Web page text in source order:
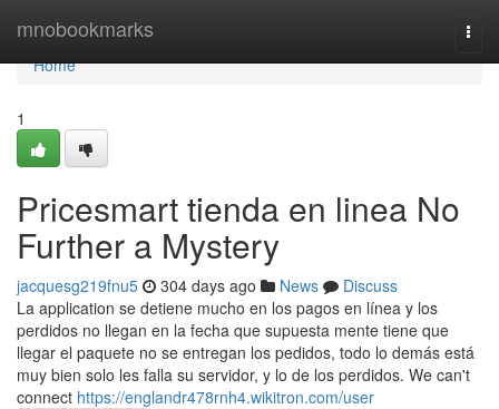
mnobookmarks
Home
Home
1
Pricesmart tienda en linea No
Further a Mystery
jacquesg219fnu5 304 days ago News
Discuss
La application se detiene mucho en los pagos en línea y los
perdidos no llegan en la fecha que supuesta mente tiene que
llegar el paquete no se entregan los pedidos, todo lo demás está
muy bien solo les falla su servidor, y lo de los perdidos. We can't
connect https://englandr478rnh4.wikitron.com/user